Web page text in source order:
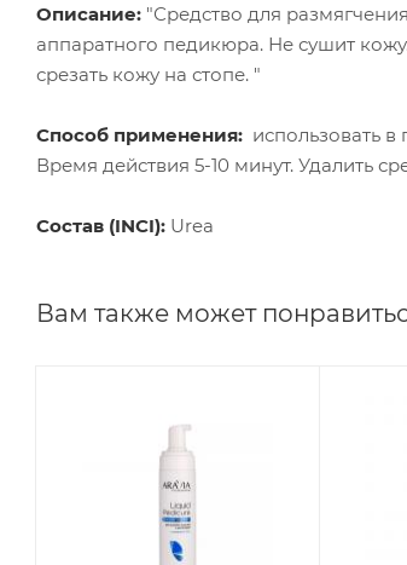
Описание: "Средство для
аппаратного педикюра. Не сушит
срезать кожу на стопе. "
Способ применения: использовать
Время действия 5-10 минут. Удалить
Состав (INCI): Urea
Вам также может